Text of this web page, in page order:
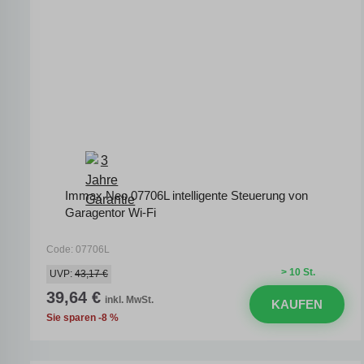
Immax Neo 07706L intelligente Steuerung von
Garagentor Wi-Fi
Code: 07706L
> 10 St.
UVP: 43,17 €
39,64 € inkl. MwSt.
Sie sparen -8 %
KAUFEN